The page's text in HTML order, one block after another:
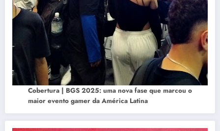
Cobertura | BGS 2025: uma nova fase que marcou o
maior evento gamer da América Latina